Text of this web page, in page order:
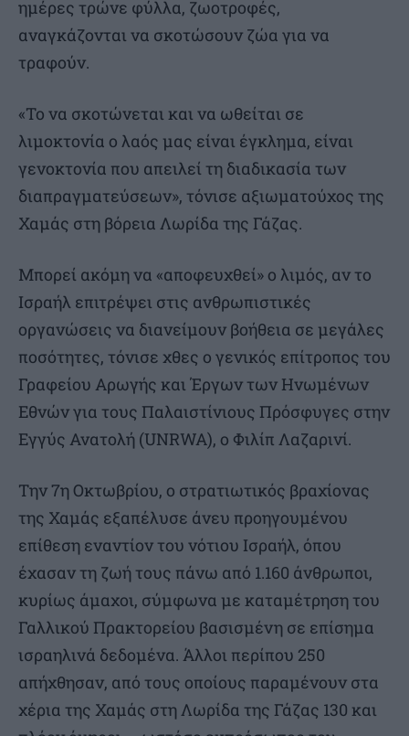
ημέρες τρώνε φύλλα, ζωοτροφές,
αναγκάζονται να σκοτώσουν ζώα για να
τραφούν.
«Το να σκοτώνεται και να ωθείται σε
λιμοκτονία ο λαός μας είναι έγκλημα, είναι
γενοκτονία που απειλεί τη διαδικασία των
διαπραγματεύσεων», τόνισε αξιωματούχος της
Χαμάς στη βόρεια Λωρίδα της Γάζας.
Μπορεί ακόμη να «αποφευχθεί» ο λιμός, αν το
Ισραήλ επιτρέψει στις ανθρωπιστικές
οργανώσεις να διανείμουν βοήθεια σε μεγάλες
ποσότητες, τόνισε χθες ο γενικός επίτροπος του
Γραφείου Αρωγής και Έργων των Ηνωμένων
Εθνών για τους Παλαιστίνιους Πρόσφυγες στην
Εγγύς Ανατολή (UNRWA), ο Φιλίπ Λαζαρινί.
Την 7η Οκτωβρίου, ο στρατιωτικός βραχίονας
της Χαμάς εξαπέλυσε άνευ προηγουμένου
επίθεση εναντίον του νότιου Ισραήλ, όπου
έχασαν τη ζωή τους πάνω από 1.160 άνθρωποι,
κυρίως άμαχοι, σύμφωνα με καταμέτρηση του
Γαλλικού Πρακτορείου βασισμένη σε επίσημα
ισραηλινά δεδομένα. Άλλοι περίπου 250
απήχθησαν, από τους οποίους παραμένουν στα
χέρια της Χαμάς στη Λωρίδα της Γάζας 130 και